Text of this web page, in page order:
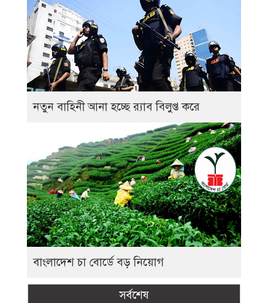
নতুন বাহিনী আনা হচ্ছে র‍্যাব বিলুপ্ত করে
বাংলাদেশ চা বোর্ডে বড় নিয়োগ
সর্বশেষ